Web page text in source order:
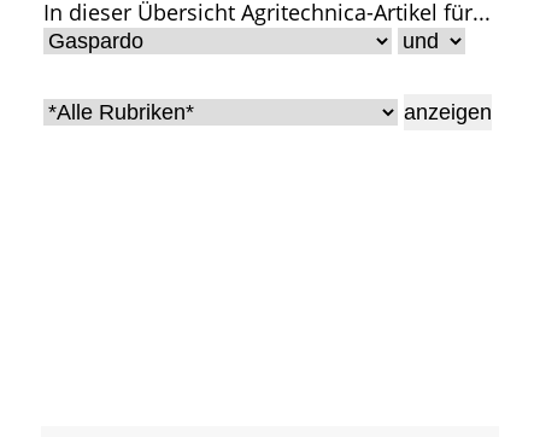
• Geschichte und Geschichten
• Messen und Veranstaltungen
• Mitteilung der Redaktion
• Agritechnica Neuheiten Archiv
In dieser Übersicht Agritechnica-Artikel für...